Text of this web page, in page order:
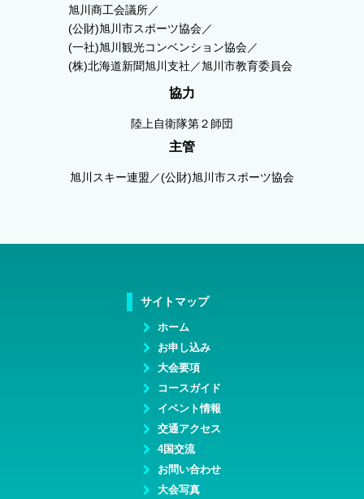
旭川商工会議所／
(公財)旭川市スポーツ協会／
(一社)旭川観光コンベンション協会／
(株)北海道新聞旭川支社／旭川市教育委員会
協力
陸上自衛隊第２師団
主管
旭川スキー連盟／(公財)旭川市スポーツ協会
サイトマップ
ホーム
お申し込み
大会要項
コースガイド
イベント情報
交通アクセス
4国交流
お問い合わせ
大会写真